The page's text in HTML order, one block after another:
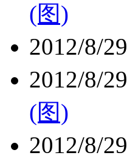
(图)
2012/8/29
2012/8/29
(图)
2012/8/29